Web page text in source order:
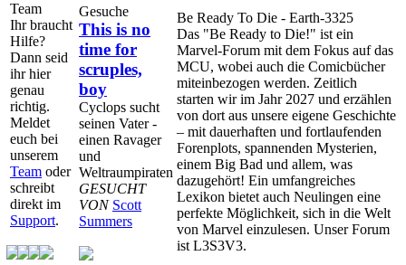
Team
Ihr braucht
Hilfe?
Dann seid
ihr hier
genau
richtig.
Meldet
euch bei
unserem
Team oder
schreibt
direkt im
Support.
Gesuche
This is no
time for
scruples,
boy
Cyclops sucht
seinen Vater -
einen Ravager
und
Weltraumpiraten
GESUCHT
VON Scott
Summers
Be Ready To Die - Earth-3325
Das "Be Ready to Die!" ist ein
Marvel-Forum mit dem Fokus auf das
MCU, wobei auch die Comicbücher
miteinbezogen werden. Zeitlich
starten wir im Jahr 2027 und erzählen
von dort aus unsere eigene Geschichte
– mit dauerhaften und fortlaufenden
Forenplots, spannenden Mysterien,
einem Big Bad und allem, was
dazugehört! Ein umfangreiches
Lexikon bietet auch Neulingen eine
perfekte Möglichkeit, sich in die Welt
von Marvel einzulesen. Unser Forum
ist L3S3V3.